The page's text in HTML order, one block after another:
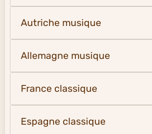
Autriche musique
Allemagne musique
France classique
Espagne classique